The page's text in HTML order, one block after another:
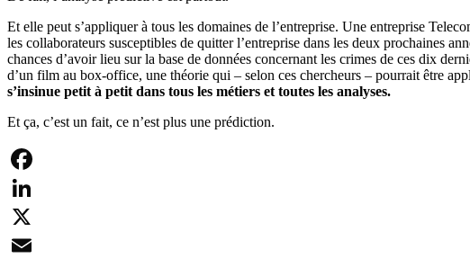
Et elle peut s’appliquer à tous les domaines de l’entreprise. Une entreprise
les collaborateurs susceptibles de quitter l’entreprise dans les deux prochaines
chances d’avoir lieu sur la base de données concernant les crimes de ces dix
d’un film au box-office, une théorie qui – selon ces chercheurs – pourrait être
s’insinue petit à petit dans tous les métiers et toutes les analyses.
Et ça, c’est un fait, ce n’est plus une prédiction.
Facebook
LinkedIn
X